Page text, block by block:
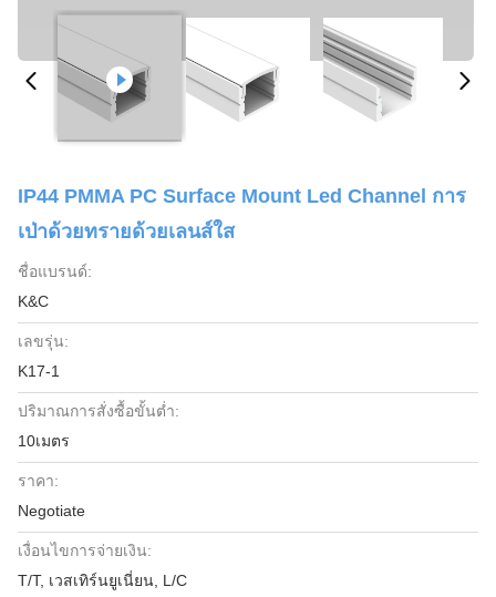
IP44 PMMA PC Surface Mount Led Channel การ
เป่าด้วยทรายด้วยเลนส์ใส
ชื่อแบรนด์:
K&C
เลขรุ่น:
K17-1
ปริมาณการสั่งซื้อขั้นต่ำ:
10เมตร
ราคา:
Negotiate
เงื่อนไขการจ่ายเงิน:
T/T, เวสเทิร์นยูเนี่ยน, L/C